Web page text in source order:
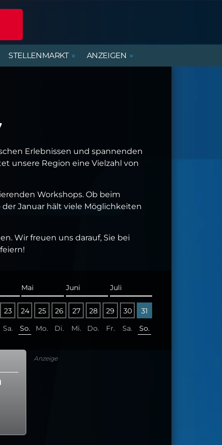
STELLENMARKT ANZEIGEN
Erlebnissen und spannenden
unsere Region eine Vielzahl von
Workshops. Ob beim
Januar hält viele Möglichkeiten
Wir freuen uns darauf, Sie bei
Mai Juni Juli
23
Sa.
24
So.
25
Mo.
26
Di.
27
Mi.
28
Do.
29
Fr.
30
Sa.
31
So.
Anzeige